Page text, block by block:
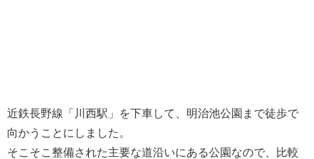
近鉄長野線「川西駅」を下車して、明治池公園まで徒歩で
向かうことにしました。
そこそこ整備された主要な道沿いにある公園なので、比較